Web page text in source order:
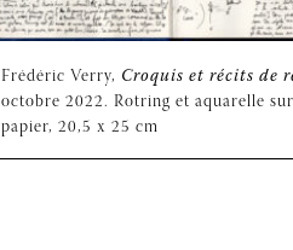
Frédéric Verry, Croquis et récits de
octobre 2022. Rotring et aquarelle sur
papier, 20,5 x 25 cm